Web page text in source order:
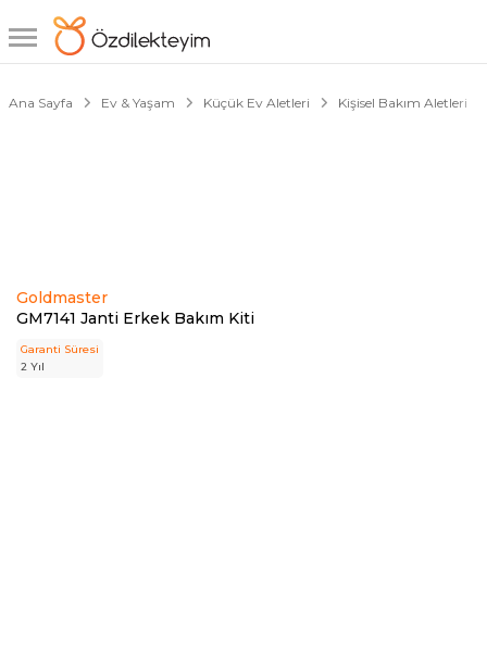
Ana Sayfa Ev & Yaşam Küçük Ev Aletleri Kişisel Bakım Aletleri
Goldmaster
GM7141 Janti Erkek Bakım Kiti
Garanti Süresi
2 Yıl
1/4